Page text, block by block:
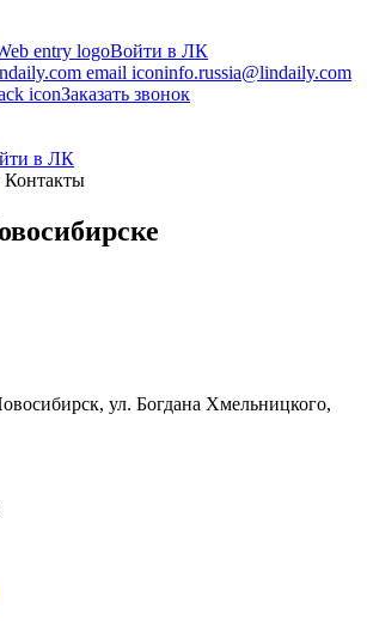
Войти в ЛК
info.russia@lindaily.com
Заказать звонок
в ЛК
Контакты
ул. Богдана Хмельницкого,